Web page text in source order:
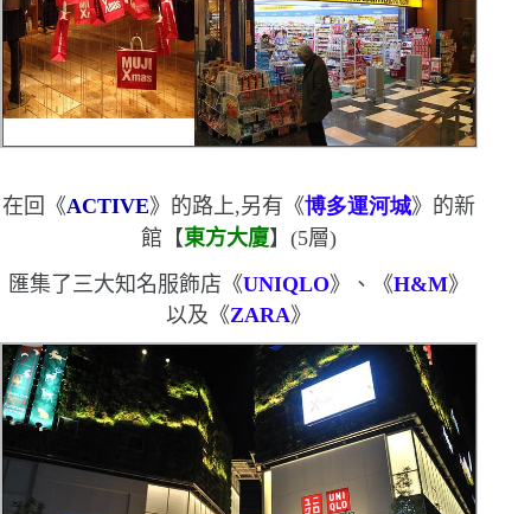
在回《ACTIVE》的路上,另有《博多運河城》的新
館【東方大廈】(5層)
匯集了三大知名服飾店《UNIQLO》、《H&M》
以及《ZARA》